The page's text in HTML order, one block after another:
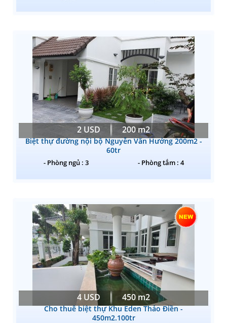
2 USD 200 m2
Biệt thự đường nội bộ Nguyễn Văn Hưởng 200m2 -
60tr
- Phòng ngủ : 3 - Phòng tắm : 4
4 USD 450 m2
Cho thuê biệt thự Khu Eden Thảo Điền -
450m2.100tr